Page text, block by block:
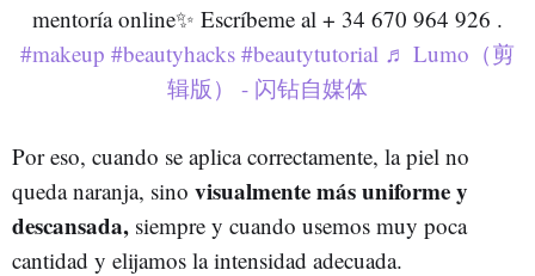
mentoría online✨ Escríbeme al + 34 670 964 926 .
#makeup #beautyhacks #beautytutorial ♬ Lumo（剪
辑版） - 闪钻自媒体
Por eso, cuando se aplica correctamente, la piel no
queda naranja, sino visualmente más uniforme y
descansada, siempre y cuando usemos muy poca
cantidad y elijamos la intensidad adecuada.